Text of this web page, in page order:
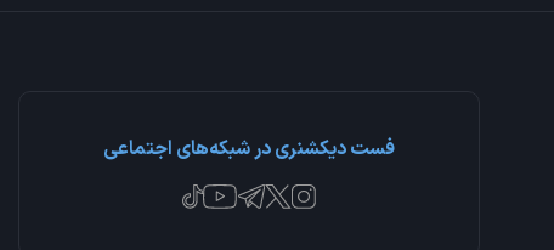
فست دیکشنری در شبکه‌های اجتماعی